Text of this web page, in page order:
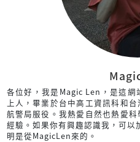
各位好，我是Magic Len，是這
上人，畢業於台中高工資訊科和
航警局服役。我熱愛自然也熱愛
經驗。如果你有興趣認識我，可以
明是從MagicLen來的。